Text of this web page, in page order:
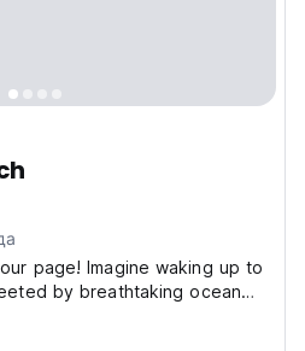
page! Imagine waking up to
by breathtaking ocean
-every traveler's dream,
combines serene luxury with